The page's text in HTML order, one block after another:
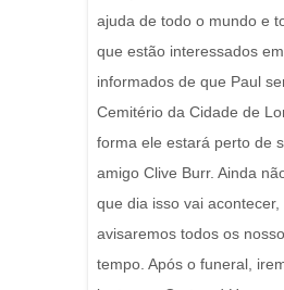
ajuda de todo o mundo e
que estão interessados
informados de que Paul
Cemitério da Cidade de
forma ele estará perto de
amigo Clive Burr. Ainda
que dia isso vai acontecer,
avisaremos todos os
tempo. Após o funeral,